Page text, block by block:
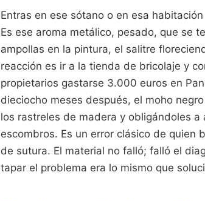
Entras en ese sótano o en esa
Es ese aroma metálico, pesado, que se
ampollas en la pintura, el salitre
reacción es ir a la tienda de bricolaje y
propietarios gastarse 3.000 euros en
dieciocho meses después, el moho
los rastreles de madera y obligándoles
escombros. Es un error clásico de quien
de sutura. El material no falló; falló el
tapar el problema era lo mismo que